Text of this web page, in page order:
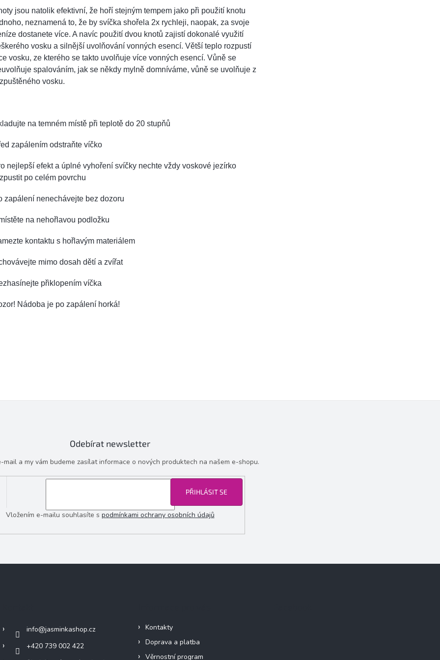
jsou natolik efektivní, že hoří stejným tempem jako při použití knotu
neznamená to, že by svíčka shořela 2x rychleji, naopak, za svoje
dostanete více. A navíc použití dvou knotů zajistí dokonalé využití
vosku a silnější uvolňování vonných esencí. Větší teplo rozpustí
vosku, ze kterého se takto uvolňuje více vonných esencí. Vůně se
spalováním, jak se někdy mylně domníváme, vůně se uvolňuje z
vosku.
na temném místě při teplotě do 20 stupňů
zapálením odstraňte víčko
nejlepší efekt a úplné vyhoření svíčky nechte vždy voskové jezírko
po celém povrchu
zapálení nenechávejte bez dozoru
na nehořlavou podložku
kontaktu s hořlavým materiálem
mimo dosah dětí a zvířat
přiklopením víčka
Nádoba je po zapálení horká!
Odebírat newsletter
mail a my vám budeme zasílat informace o nových produktech na našem e-shopu.
Vložením e-mailu souhlasíte s podmínkami ochrany osobních údajů
PŘIHLÁSIT SE
info@jasminkashop.cz
+420 739 002 422
Kontakty
Doprava a platba
Věrnostní program